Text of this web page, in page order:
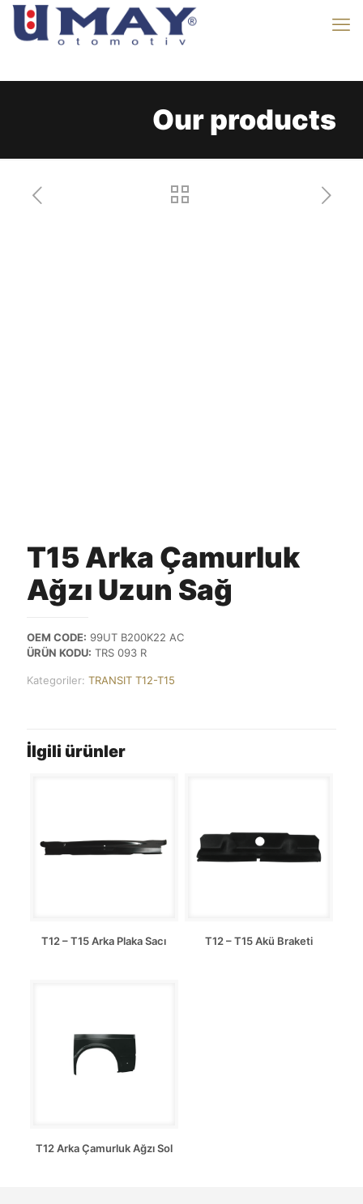
Our products
T15 Arka Çamurluk
Ağzı Uzun Sağ
OEM CODE: 99UT B200K22 AC
ÜRÜN KODU: TRS 093 R
Kategoriler: TRANSIT T12-T15
İlgili ürünler
T12 – T15 Arka Plaka Sacı T12 – T15 Akü Braketi
T12 Arka Çamurluk Ağzı Sol